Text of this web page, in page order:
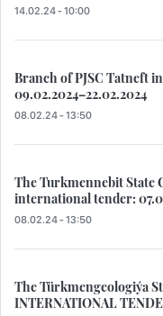
14.02.24 - 10:00
Branch of PJSC Tatneft
09.02.2024–22.02.2024
08.02.24 - 13:50
The Turkmennebit State
international tender:
08.02.24 - 13:50
The Türkmengeologiýa
INTERNATIONAL